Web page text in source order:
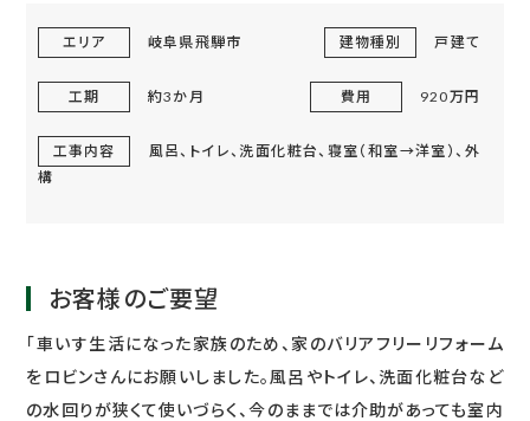
エリア 岐阜県飛騨市 建物種別 戸建て
工期 約3か月 費用 920万円
工事内容
風呂、トイレ、洗面化粧台、寝室（和室→洋室）、外
構
お客様のご要望
「車いす生活になった家族のため、家のバリアフリーリフォーム
をロビンさんにお願いしました。風呂やトイレ、洗面化粧台など
の水回りが狭くて使いづらく、今のままでは介助があっても室内